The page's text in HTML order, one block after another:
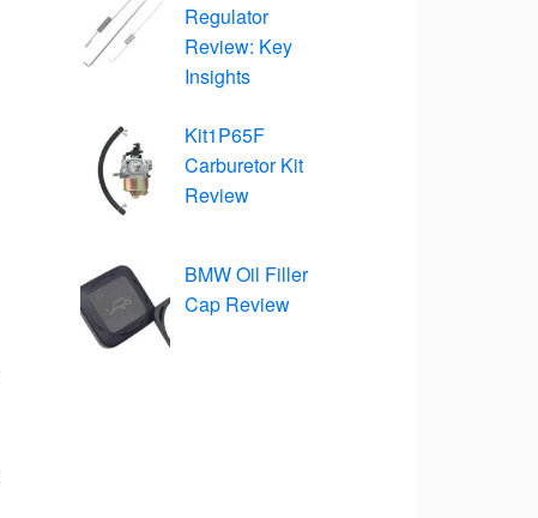
Regulator
Review: Key
Insights
Kit1P65F
Carburetor Kit
Review
BMW Oil Filler
Cap Review